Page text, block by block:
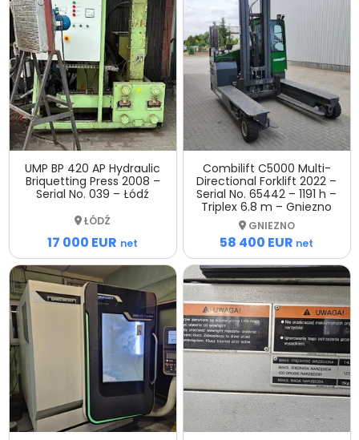
UMP BP 420 AP Hydraulic
Briquetting Press 2008 –
Serial No. 039 – Łódź
ŁÓDŹ
17 000 EUR net
Combilift C5000 Multi-
Directional Forklift 2022 –
Serial No. 65442 – 1191 h –
Triplex 6.8 m – Gniezno
GNIEZNO
58 400 EUR net